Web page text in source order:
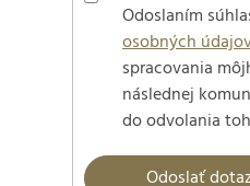
Odoslaním
osobných
spracovania
následnej
do odvolania